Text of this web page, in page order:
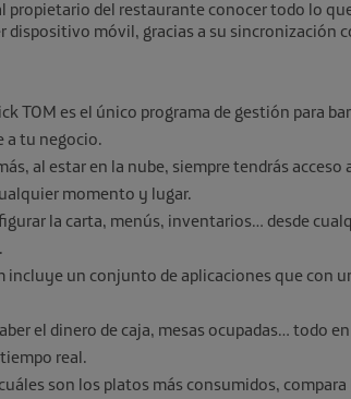
propietario del restaurante conocer todo lo
móvil, gracias a su sincronización
TOM es el único programa de gestión para
a tu negocio.
al estar en la nube, siempre tendrás acceso
momento y lugar.
la carta, menús, inventarios… desde
incluye un conjunto de aplicaciones que con
el dinero de caja, mesas ocupadas… todo
real.
son los platos más consumidos, compara